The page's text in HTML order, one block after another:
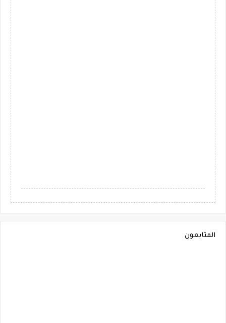
المتابعون